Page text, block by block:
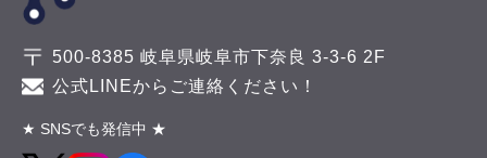
500-8385 岐阜県岐阜市下奈良 3-3-6 2F
公式LINEからご連絡ください！
★ SNSでも発信中 ★